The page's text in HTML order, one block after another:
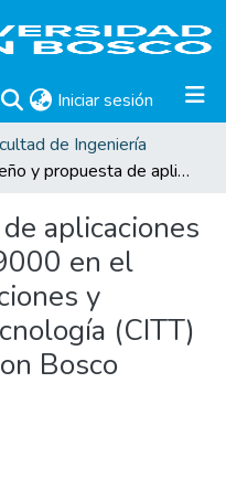
Iniciar sesión (current)
de Ingeniería
Diseño y propuesta de aplicaciones de las normas ISO 9000 en el Centro de Investigaciones y Transferencia de Tecnología (CITT) en la Universidad Don Bosco
aplicaciones
en el
y
(CITT)
Bosco